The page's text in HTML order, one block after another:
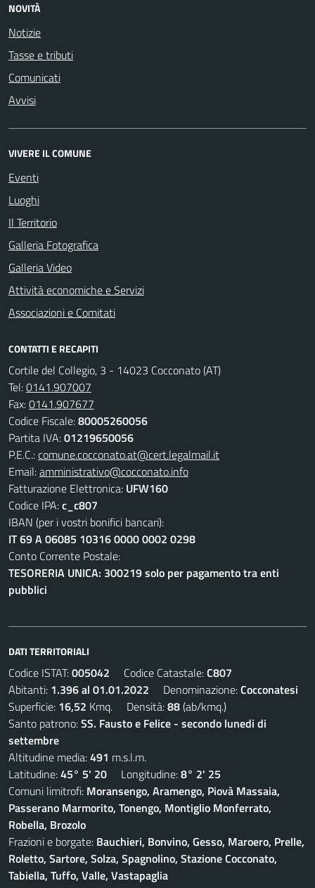
NOVITÀ
Notizie
Tasse e tributi
Comunicati
Avvisi
VIVERE IL COMUNE
Eventi
Luoghi
Il Territorio
Galleria Fotografica
Galleria Video
Attività economiche e Servizi
Associazioni e Comitati
CONTATTI E RECAPITI
Cortile del Collegio, 3 - 14023 Cocconato (AT)
Tel:0141.907007
Fax:0141.907677
Codice Fiscale:80005260056
Partita IVA:01219650056
P.E.C.:comune.cocconato.at@cert.legalmail.it
Email:amministrativo@cocconato.info
Fatturazione Elettronica: UFW160
Codice IPA:c_c807
IBAN (per i vostri bonifici bancari):
IT 69 A 06085 10316 0000 0002 0298
Conto Corrente Postale:
TESORERIA UNICA: 300219 solo per pagamento tra enti
pubblici
DATI TERRITORIALI
Codice ISTAT:005042 Codice Catastale:C807
Abitanti: 1.396 al 01.01.2022 Denominazione:Cocconatesi
Superficie: 16,52 Kmq. Densità:88(ab/kmq.)
Santo patrono:SS. Fausto e Felice - secondo lunedi di
settembre
Altitudine media:491 m.s.l.m.
Latitudine:45° 5' 20 Longitudine:8° 2' 25
Comuni limitrofi: Moransengo, Aramengo, Piovà Massaia,
Passerano Marmorito, Tonengo, Montiglio Monferrato,
Robella, Brozolo
Frazioni e borgate: Bauchieri, Bonvino, Gesso, Maroero, Prelle,
Roletto, Sartore, Solza, Spagnolino, Stazione Cocconato,
Tabiella, Tuffo, Valle, Vastapaglia